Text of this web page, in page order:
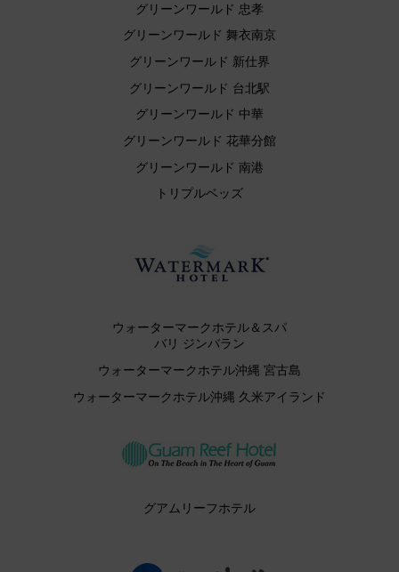
グリーンワールド 忠孝
グリーンワールド 舞衣南京
グリーンワールド 新仕界
グリーンワールド 台北駅
グリーンワールド 中華
グリーンワールド 花華分館
グリーンワールド 南港
トリプルベッズ
ウォーターマークホテル＆スパ
バリ ジンバラン
ウォーターマークホテル沖縄 宮古島
ウォーターマークホテル沖縄 久米アイランド
グアムリーフホテル